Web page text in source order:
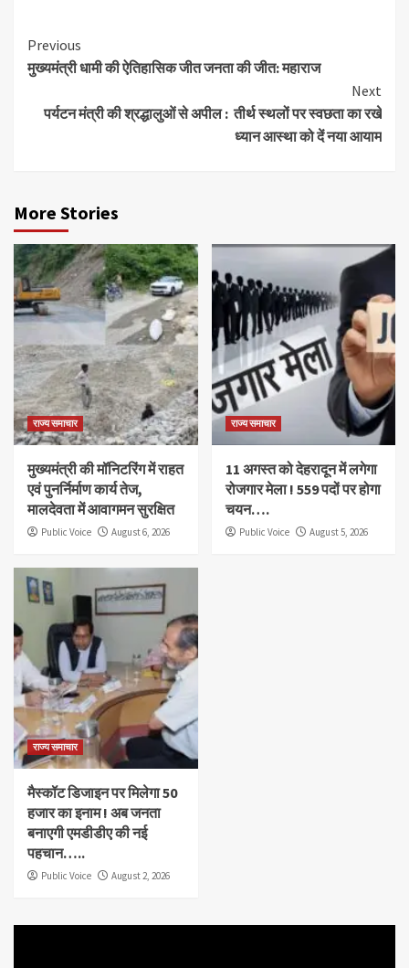
Continue
Reading
Previous
मुख्यमंत्री धामी की ऐतिहासिक जीत जनता की जीत: महाराज
Next
पर्यटन मंत्री की श्रद्धालुओं से अपील : तीर्थ स्थलों पर स्वछता का रखे
ध्यान आस्था को दें नया आयाम
More Stories
राज्य समाचार
मुख्यमंत्री की मॉनिटरिंग में राहत
एवं पुनर्निर्माण कार्य तेज,
मालदेवता में आवागमन सुरक्षित
Public Voice August 6, 2026
राज्य समाचार
11 अगस्त को देहरादून में लगेगा
रोजगार मेला ! 559 पदों पर होगा
चयन….
Public Voice August 5, 2026
राज्य समाचार
मैस्कॉट डिजाइन पर मिलेगा 50
हजार का इनाम ! अब जनता
बनाएगी एमडीडीए की नई
पहचान…..
Public Voice August 2, 2026